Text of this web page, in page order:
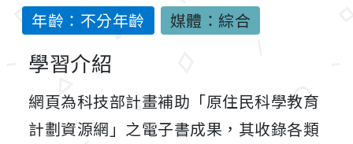
年齡：不分年齡
媒體：綜合
學習介紹
網頁為科技部計畫補助「原住民科學教育
計劃資源網」之電子書成果，其收錄各類